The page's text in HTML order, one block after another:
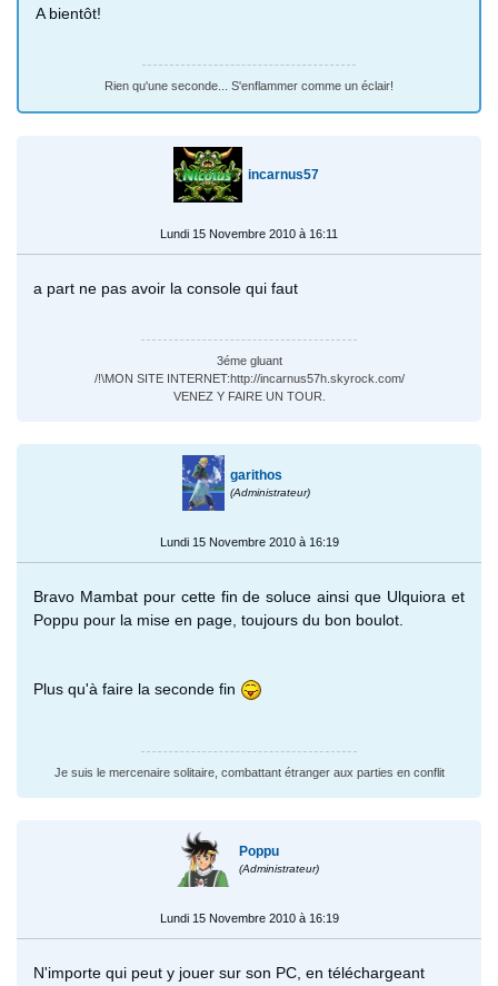
A bientôt!
Rien qu'une seconde... S'enflammer comme un éclair!
incarnus57
Lundi 15 Novembre 2010 à 16:11
a part ne pas avoir la console qui faut
3éme gluant
/!\MON SITE INTERNET:http://incarnus57h.skyrock.com/
VENEZ Y FAIRE UN TOUR.
garithos
(Administrateur)
Lundi 15 Novembre 2010 à 16:19
Bravo Mambat pour cette fin de soluce ainsi que Ulquiora et
Poppu pour la mise en page, toujours du bon boulot.
Plus qu'à faire la seconde fin
Je suis le mercenaire solitaire, combattant étranger aux parties en conflit
Poppu
(Administrateur)
Lundi 15 Novembre 2010 à 16:19
N'importe qui peut y jouer sur son PC, en téléchargeant